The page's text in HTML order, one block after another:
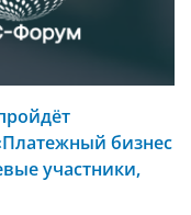
бизнес
участники,